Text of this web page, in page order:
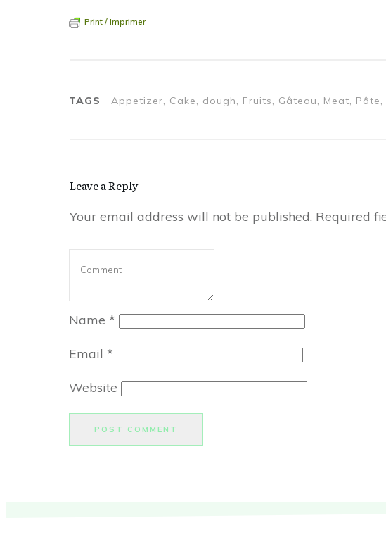
Print / Imprimer
TAGS Appetizer, Cake, dough, Fruits, Gâteau, Meat,
Leave a Reply
Your email address will not be published. Required
Name *
Email *
Website
POST COMMENT